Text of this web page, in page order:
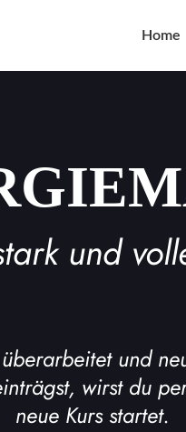
Home
und
und
wirst du
neue Kurs startet.